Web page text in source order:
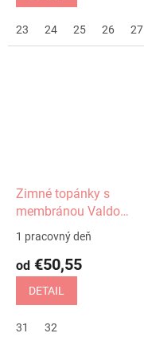
23 24 25 26 27
Zimné topánky s
membránou Valdo
Protetika
1 pracovný deň
od €50,55
DETAIL
31 32